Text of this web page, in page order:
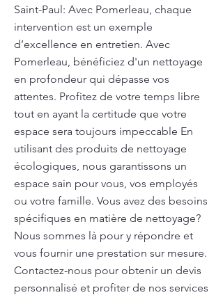
Saint-Paul: Avec Pomerleau, chaque
intervention est un exemple
d’excellence en entretien. Avec
Pomerleau, bénéficiez d'un nettoyage
en profondeur qui dépasse vos
attentes. Profitez de votre temps libre
tout en ayant la certitude que votre
espace sera toujours impeccable En
utilisant des produits de nettoyage
écologiques, nous garantissons un
espace sain pour vous, vos employés
ou votre famille. Vous avez des besoins
spécifiques en matière de nettoyage?
Nous sommes là pour y répondre et
vous fournir une prestation sur mesure.
Contactez-nous pour obtenir un devis
personnalisé et profiter de nos services